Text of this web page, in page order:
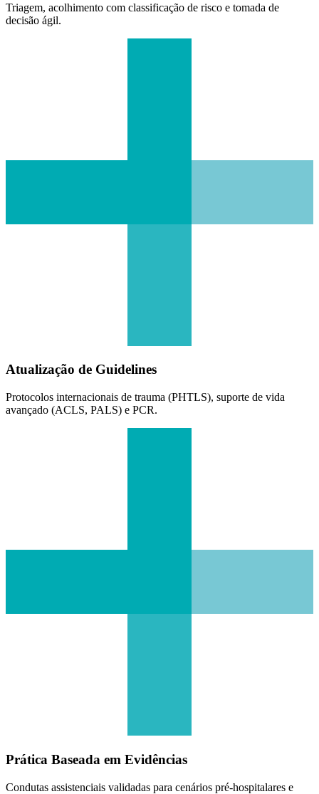
Triagem, acolhimento com classificação de risco e tomada de
decisão ágil.
Atualização de Guidelines
Protocolos internacionais de trauma (PHTLS), suporte de vida
avançado (ACLS, PALS) e PCR.
Prática Baseada em Evidências
Condutas assistenciais validadas para cenários pré-hospitalares e